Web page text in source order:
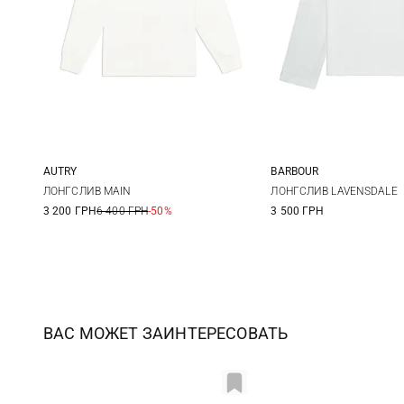
XS S
AUTRY
ЛОНГСЛИВ MAIN
3 200 ГРН6 400 ГРН-50%
8 10
BARBOUR
ЛОНГСЛИВ LAVENSDALE
3 500 ГРН
ВАС МОЖЕТ ЗАИНТЕРЕСОВАТЬ